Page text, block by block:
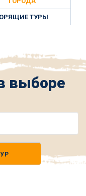
ТУРЫ
выборе